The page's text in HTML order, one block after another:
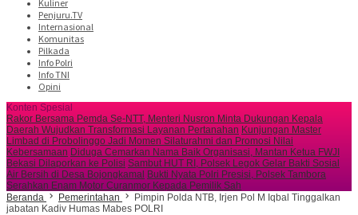
Kuliner
Penjuru.TV
Internasional
Komunitas
Pilkada
Info Polri
Info TNI
Opini
Konten Spesial
Rakor Bersama Pemda Se-NTT, Menteri Nusron Minta Dukungan Kepala
Daerah Wujudkan Transformasi Layanan Pertanahan Kunjungan Master
Limbad di Probolinggo Jadi Momen Silaturahmi dan Promosi Nilai
Kebersamaan Diduga Cemarkan Nama Baik Organisasi, Mantan Ketua FWJI
Bekasi Dilaporkan ke Polisi Sambut HUT RI, Polsek Legok Gelar Bakti Sosial
Air Bersih di Desa Bojongkamal Bukti Nyata Polri Presisi, Polsek Tambora
Serahkan Enam Motor Curanmor Kepada Pemilik Sah
Beranda
Pemerintahan
Pimpin Polda NTB, Irjen Pol M Iqbal Tinggalkan
jabatan Kadiv Humas Mabes POLRI